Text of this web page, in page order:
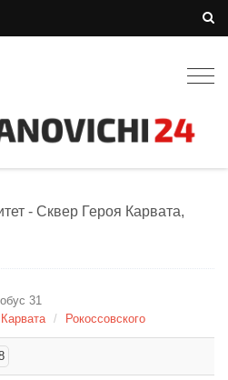
- Сквер Героя Карвата,
31
Рокоссовского